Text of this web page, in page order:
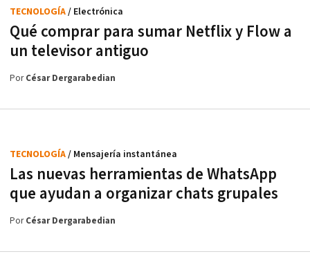
Qué comprar para sumar Netflix y Flow a
un televisor antiguo
TECNOLOGÍA/ Electrónica
PorCésar Dergarabedian
Las nuevas herramientas de WhatsApp
que ayudan a organizar chats grupales
TECNOLOGÍA/ Mensajería instantánea
PorCésar Dergarabedian